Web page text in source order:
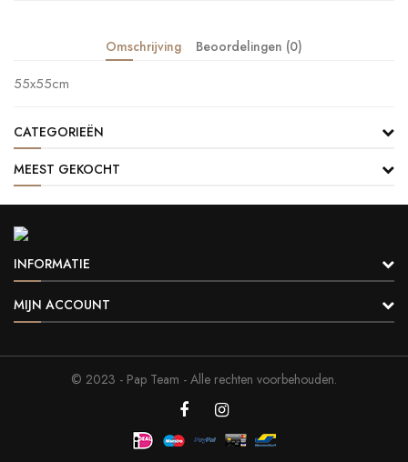
Omschrijving Beoordelingen (0)
55x55cm
CATEGORIEËN
MEEST GEKOCHT
INFORMATIE
MIJN ACCOUNT
© 2023 - Pap Team - Alle rechten voorbehouden.